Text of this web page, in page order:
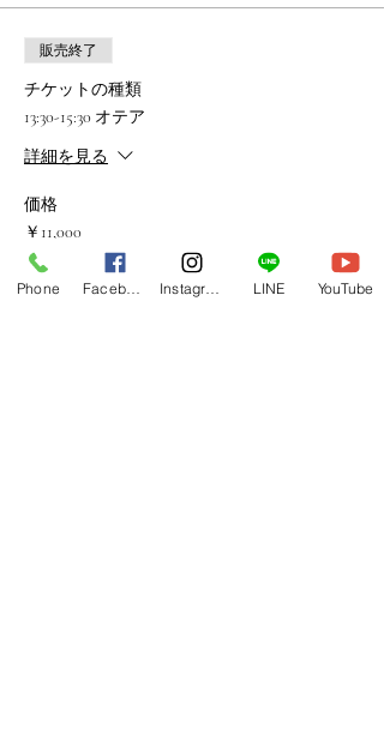
販売終了
チケットの種類
13:30-15:30 オテア
詳細を見る
価格
￥11,000
消費税込み
Phone LINE YouTube